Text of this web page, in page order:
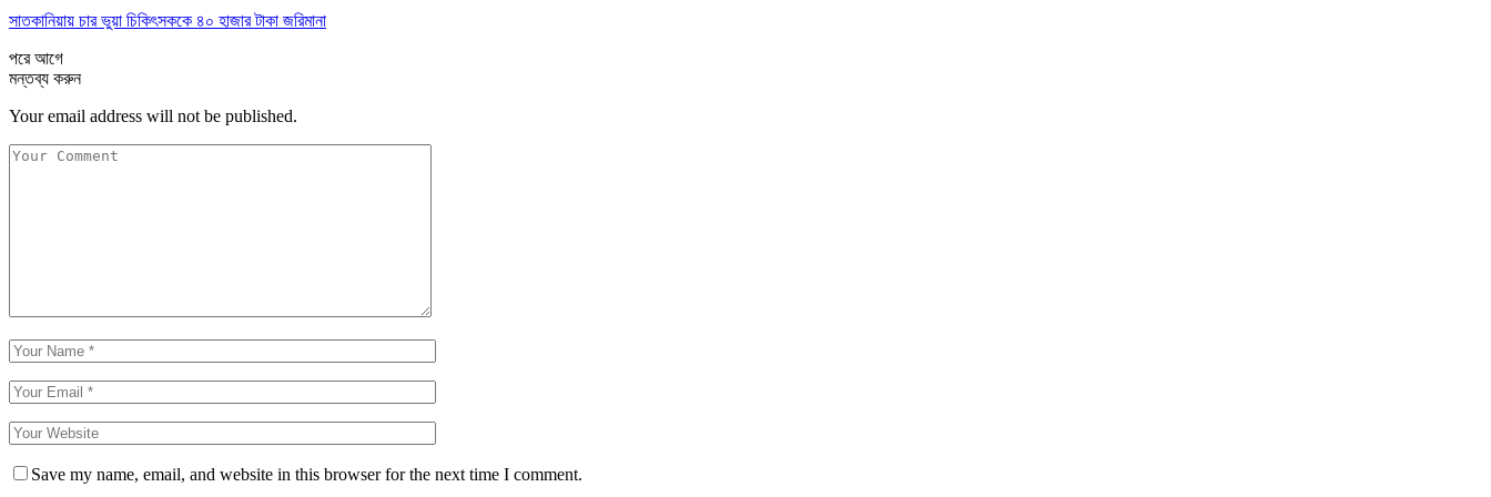
সাতকানিয়ায় চার ভুয়া চিকিৎসককে ৪০ হাজার টাকা জরিমানা
পরেআগে
মন্তব্য করুন
Your email address will not be published.
Save my name, email, and website in this browser for the next time I comment.